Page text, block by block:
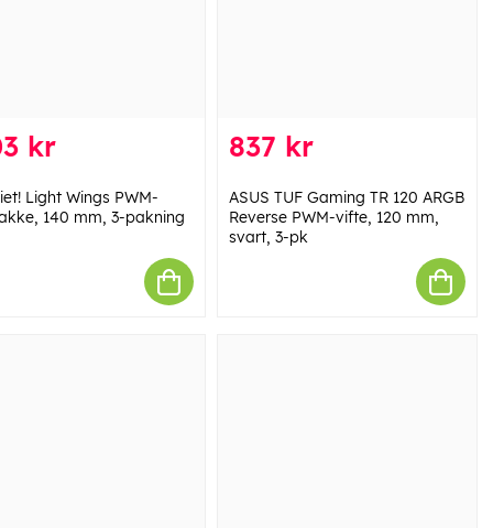
kr
Light Wings PWM-
140 mm, 3-pakning
837 kr
ASUS TUF Gaming TR 120 ARGB
Reverse PWM-vifte, 120 mm,
svart, 3-pk